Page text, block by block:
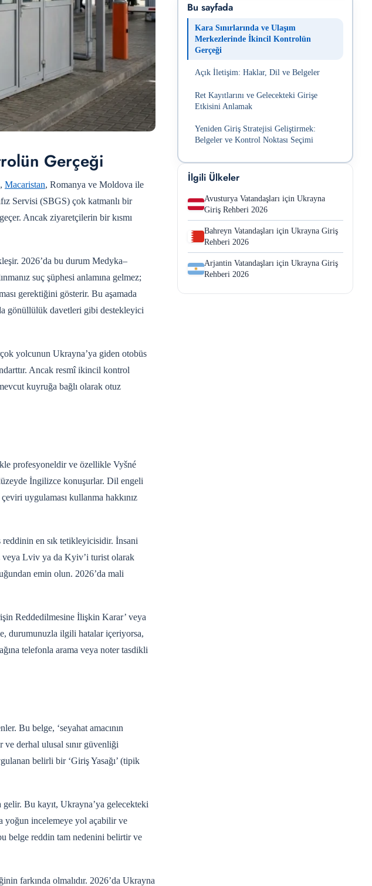
Gerçeği
Macaristan, Romanya ve Moldova ile
Servisi (SBGS) çok katmanlı bir
Ancak ziyaretçilerin bir kısmı
2026’da bu durum Medyka–
suç şüphesi anlamına gelmez;
gerektiğini gösterir. Bu aşamada
gönüllülük davetleri gibi destekleyici
yolcunun Ukrayna’ya giden otobüs
Ancak resmî ikincil kontrol
kuyruğa bağlı olarak otuz
profesyoneldir ve özellikle Vyšné
İngilizce konuşurlar. Dil engeli
uygulaması kullanma hakkınız
reddinin en sık tetikleyicisidir. İnsani
veya Lviv ya da Kyiv’i turist olarak
emin olun. 2026’da mali
Reddedilmesine İlişkin Karar’ veya
durumunuzla ilgili hatalar içeriyorsa,
telefonla arama veya noter tasdikli
Bu belge, ‘seyahat amacının
ve derhal ulusal sınır güvenliği
belirli bir ‘Giriş Yasağı’ (tipik
gelir. Bu kayıt, Ukrayna’ya gelecekteki
yoğun incelemeye yol açabilir ve
belge reddin tam nedenini belirtir ve
farkında olmalıdır. 2026’da Ukrayna
Bu sayfada
Kara Sınırlarında ve Ulaşım
Merkezlerinde İkincil Kontrolün
Gerçeği
Açık İletişim: Haklar, Dil ve Belgeler
Ret Kayıtlarını ve Gelecekteki Girişe
Etkisini Anlamak
Yeniden Giriş Stratejisi Geliştirmek:
Belgeler ve Kontrol Noktası Seçimi
İlgili Ülkeler
Avusturya Vatandaşları için Ukrayna
Giriş Rehberi 2026
Bahreyn Vatandaşları için Ukrayna Giriş
Rehberi 2026
Arjantin Vatandaşları için Ukrayna Giriş
Rehberi 2026